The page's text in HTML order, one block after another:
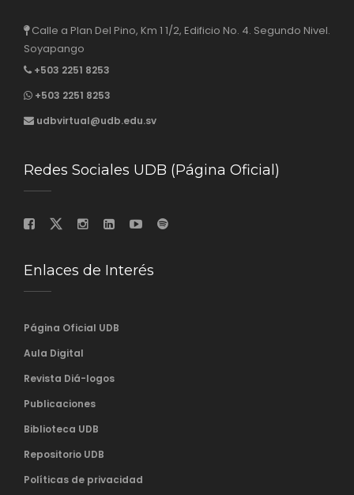
Calle a Plan Del Pino, Km 1 1/2, Edificio No. 4. Segundo Nivel.
Soyapango
+503 2251 8253
+503 2251 8253
udbvirtual@udb.edu.sv
Redes Sociales UDB (Página Oficial)
Enlaces de Interés
Página Oficial UDB
Aula Digital
Revista Diá-logos
Publicaciones
Biblioteca UDB
Repositorio UDB
Políticas de privacidad